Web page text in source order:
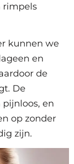
rimpels
kunnen we
en
de
De
en
op zonder
zijn.